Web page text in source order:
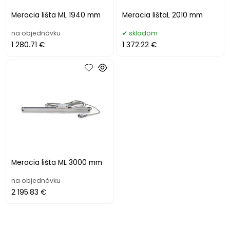
Meracia lišta ML 1940 mm
na objednávku
1 280.71 €
Meracia lištaL 2010 mm
skladom
1 372.22 €
Meracia lišta ML 3000 mm
na objednávku
2 195.83 €